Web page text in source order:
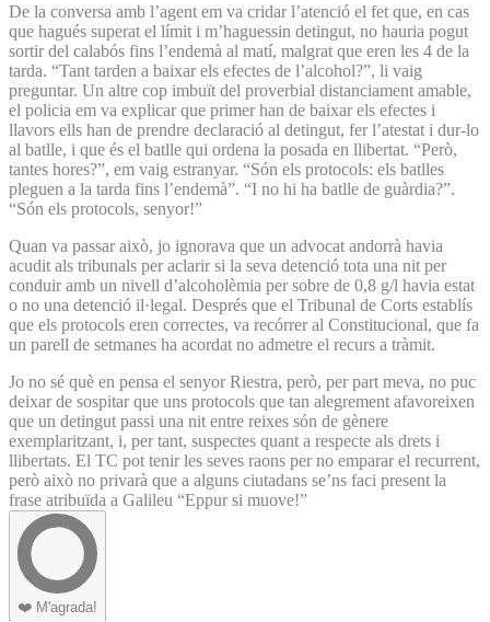
De la conversa amb l’agent em va cridar l’atenció el fet que, en cas
que hagués superat el límit i m’haguessin detingut, no hauria pogut
sortir del calabós fins l’endemà al matí, malgrat que eren les 4 de la
tarda. “Tant tarden a baixar els efectes de l’alcohol?”, li vaig
preguntar. Un altre cop imbuït del proverbial distanciament amable,
el policia em va explicar que primer han de baixar els efectes i
llavors ells han de prendre declaració al detingut, fer l’atestat i dur-lo
al batlle, i que és el batlle qui ordena la posada en llibertat. “Però,
tantes hores?”, em vaig estranyar. “Són els protocols: els batlles
pleguen a la tarda fins l’endemà”. “I no hi ha batlle de guàrdia?”.
“Són els protocols, senyor!”
Quan va passar això, jo ignorava que un advocat andorrà havia
acudit als tribunals per aclarir si la seva detenció tota una nit per
conduir amb un nivell d’alcoholèmia per sobre de 0,8 g/l havia estat
o no una detenció il·legal. Després que el Tribunal de Corts establís
que els protocols eren correctes, va recórrer al Constitucional, que fa
un parell de setmanes ha acordat no admetre el recurs a tràmit.
Jo no sé què en pensa el senyor Riestra, però, per part meva, no puc
deixar de sospitar que uns protocols que tan alegrement afavoreixen
que un detingut passi una nit entre reixes són de gènere
exemplaritzant, i, per tant, suspectes quant a respecte als drets i
llibertats. El TC pot tenir les seves raons per no emparar el recurrent,
però això no privarà que a alguns ciutadans se’ns faci present la
frase atribuïda a Galileu “Eppur si muove!”
❤️ M'agrada!